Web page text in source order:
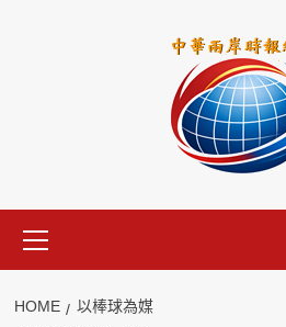
Menu
HOME 以棒球為媒